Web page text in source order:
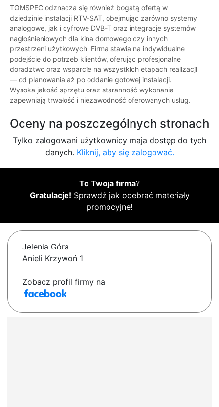
TOMSPEC odznacza się również bogatą ofertą w
dziedzinie instalacji RTV-SAT, obejmując zarówno systemy
analogowe, jak i cyfrowe DVB-T oraz integracje systemów
nagłośnieniowych dla kina domowego czy innych
przestrzeni użytkowych. Firma stawia na indywidualne
podejście do potrzeb klientów, oferując profesjonalne
doradztwo oraz wsparcie na wszystkich etapach realizacji
— od planowania aż po oddanie gotowej instalacji.
Wysoka jakość sprzętu oraz staranność wykonania
zapewniają trwałość i niezawodność oferowanych usług.
Oceny na poszczególnych stronach
Tylko zalogowani użytkownicy maja dostęp do tych
danych. Kliknij, aby się zalogować.
To Twoja firma?
Gratulacje! Sprawdź jak odebrać materiały
promocyjne!
Jelenia Góra
Anieli Krzywoń 1
Zobacz profil firmy na